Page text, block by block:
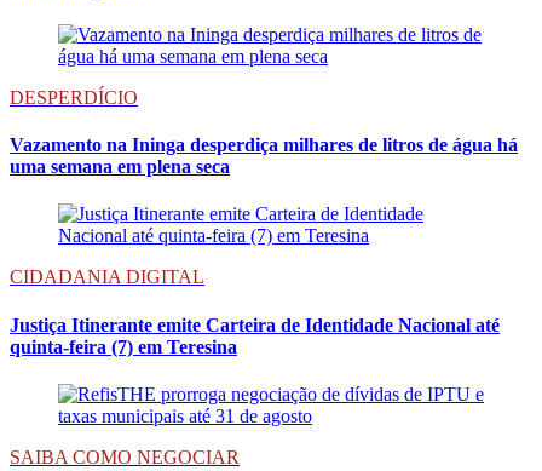
DESPERDÍCIO
Vazamento na Ininga desperdiça milhares de litros de água há
uma semana em plena seca
CIDADANIA DIGITAL
Justiça Itinerante emite Carteira de Identidade Nacional até
quinta-feira (7) em Teresina
SAIBA COMO NEGOCIAR